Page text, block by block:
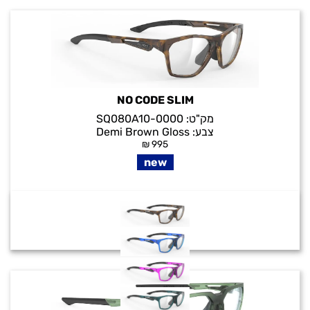
NO CODE SLIM
מק"ט: SQ080A10-0000
צבע: Demi Brown Gloss
₪995
new